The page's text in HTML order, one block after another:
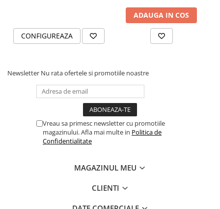
CONFIGUREAZA
ADAUGA IN COS
Newsletter Nu rata ofertele si promotiile noastre
Vreau sa primesc newsletter cu promotiile
magazinului. Afla mai multe in Politica de
Confidentialitate
MAGAZINUL MEU
CLIENTI